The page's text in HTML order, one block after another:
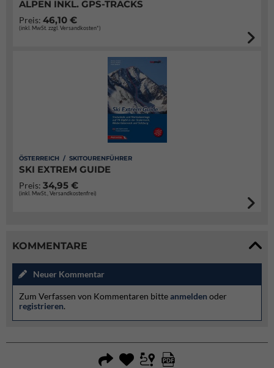
ALPEN INKL. GPS-TRACKS
Preis: 46,10 €
(inkl. MwSt. zzgl. Versandkosten*)
ÖSTERREICH / SKITOURENFÜHRER
SKI EXTREM GUIDE
Preis: 34,95 €
(inkl. MwSt., Versandkostenfrei)
KOMMENTARE
Neuer Kommentar
Zum Verfassen von Kommentaren bitteanmelden oder
registrieren.